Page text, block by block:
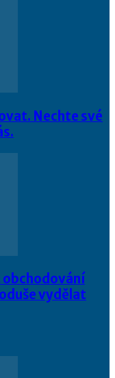
Nechte své
obchodování
vydělat